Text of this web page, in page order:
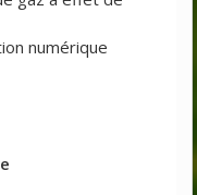
numérique